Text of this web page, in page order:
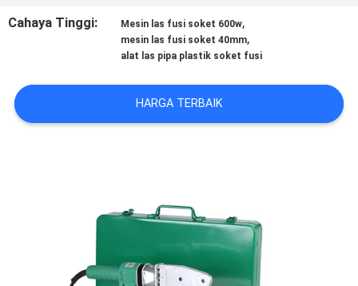
PERMINTAAN
PENAWARAN
Cahaya Tinggi: Mesin las fusi soket 600w,
mesin las fusi soket 40mm,
alat las pipa plastik soket fusi
HARGA TERBAIK